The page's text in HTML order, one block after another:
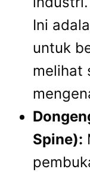
Ini
untuk
melihat
Spine):